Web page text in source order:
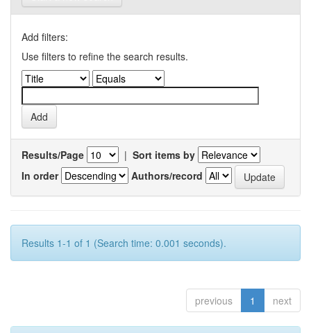
Add filters:
Use filters to refine the search results.
Results/Page | Sort items by
In order
Authors/record
Results 1-1 of 1 (Search time: 0.001 seconds).
previous 1 next